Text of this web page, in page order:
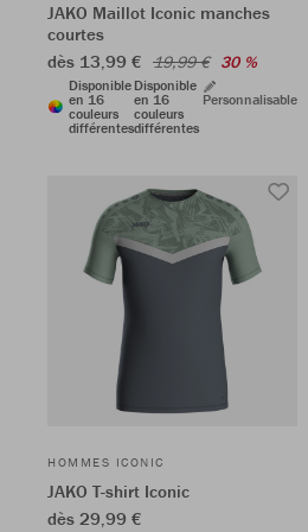
JAKO Maillot Iconic manches
courtes
dès 13,99 € 19,99 € 30 %
Disponible
en 16
couleurs
différentes
Disponible
en 16
couleurs
différentes
Personnalisable
HOMMES ICONIC
JAKO T-shirt Iconic
dès 29,99 €